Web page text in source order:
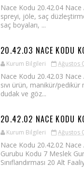
Nace Kodu 20.42.04 Nace
spreyi, jöle, saç
saç boyaları, ...
20.42.03 NACE KODU
Kurum Bilgileri Ağustos
Nace Kodu 20.42.03
sıvı ürün, manikür/
dudak ve göz...
20.42.02 NACE KODU
Kurum Bilgileri Ağustos
Nace Kodu 20.42.02 Nace
Gurubu Kodu 7 Meslek
Sınıflandırması 20 Alt